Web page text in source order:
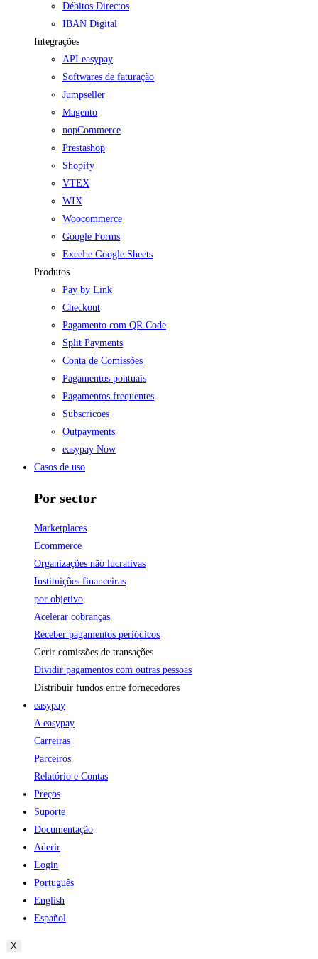
Débitos Directos
IBAN Digital
Integrações
API easypay
Softwares de faturação
Jumpseller
Magento
nopCommerce
Prestashop
Shopify
VTEX
WIX
Woocommerce
Google Forms
Excel e Google Sheets
Produtos
Pay by Link
Checkout
Pagamento com QR Code
Split Payments
Conta de Comissões
Pagamentos pontuais
Pagamentos frequentes
Subscricoes
Outpayments
easypay Now
Casos de uso
Por sector
Marketplaces
Ecommerce
Organizações não lucrativas
Instituições financeiras
por objetivo
Acelerar cobranças
Receber pagamentos periódicos
Gerir comissões de transações
Dividir pagamentos com outras pessoas
Distribuir fundos entre fornecedores
easypay
A easypay
Carreiras
Parceiros
Relatório e Contas
Preços
Suporte
Documentação
Aderir
Login
Português
English
Español
X